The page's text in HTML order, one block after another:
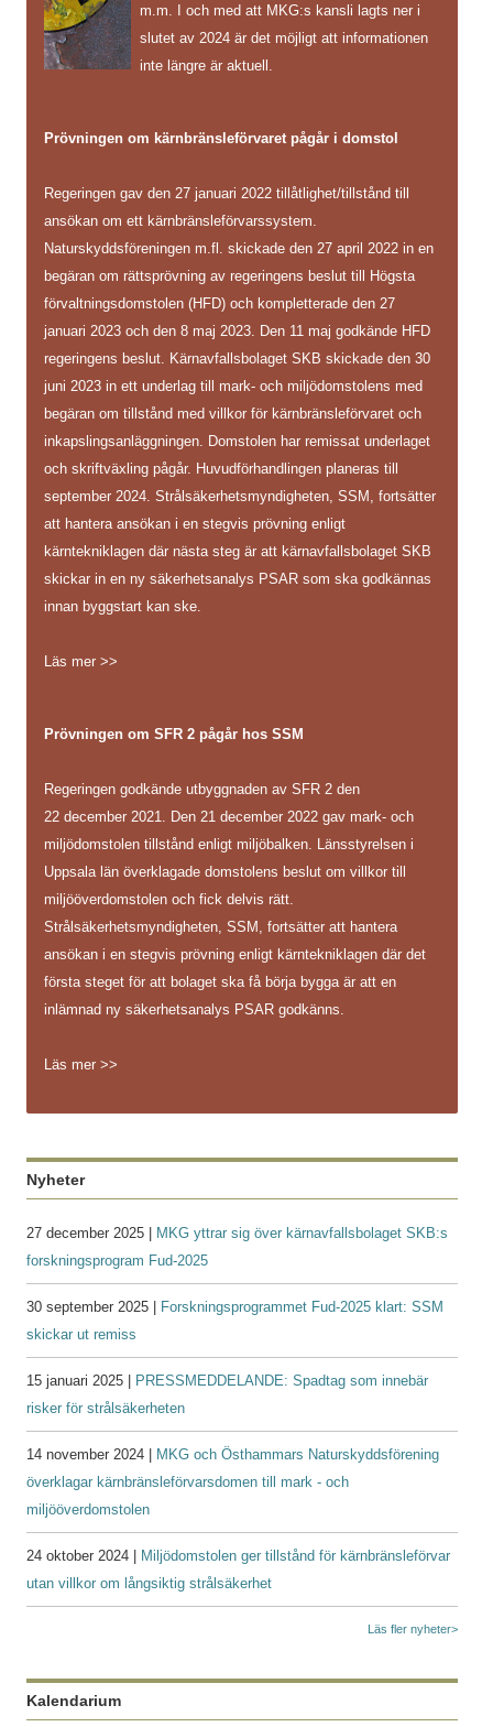
m.m. I och med att MKG:s kansli lagts ner i
slutet av 2024 är det möjligt att informationen
inte längre är aktuell.
Prövningen om kärnbränsleförvaret pågår i domstol
Regeringen gav den 27 januari 2022 tillåtlighet/tillstånd till
ansökan om ett kärnbränsleförvarssystem.
Naturskyddsföreningen m.fl. skickade den 27 april 2022 in en
begäran om rättsprövning av regeringens beslut till Högsta
förvaltningsdomstolen (HFD) och kompletterade den 27
januari 2023 och den 8 maj 2023. Den 11 maj godkände HFD
regeringens beslut. Kärnavfallsbolaget SKB skickade den 30
juni 2023 in ett underlag till mark- och miljödomstolens med
begäran om tillstånd med villkor för kärnbränsleförvaret och
inkapslingsanläggningen. Domstolen har remissat underlaget
och skriftväxling pågår. Huvudförhandlingen planeras till
september 2024. Strålsäkerhetsmyndigheten, SSM, fortsätter
att hantera ansökan i en stegvis prövning enligt
kärntekniklagen där nästa steg är att kärnavfallsbolaget SKB
skickar in en ny säkerhetsanalys PSAR som ska godkännas
innan byggstart kan ske.
Läs mer >>
Prövningen om SFR 2 pågår hos SSM
Regeringen godkände utbyggnaden av SFR 2 den
22 december 2021. Den 21 december 2022 gav mark- och
miljödomstolen tillstånd enligt miljöbalken. Länsstyrelsen i
Uppsala län överklagade domstolens beslut om villkor till
miljööverdomstolen och fick delvis rätt.
Strålsäkerhetsmyndigheten, SSM, fortsätter att hantera
ansökan i en stegvis prövning enligt kärntekniklagen där det
första steget för att bolaget ska få börja bygga är att en
inlämnad ny säkerhetsanalys PSAR godkänns.
Läs mer >>
Nyheter
27 december 2025 |
MKG yttrar sig över kärnavfallsbolaget SKB:s
forskningsprogram Fud-2025
30 september 2025 |
Forskningsprogrammet Fud-2025 klart: SSM
skickar ut remiss
15 januari 2025 |
PRESSMEDDELANDE: Spadtag som innebär
risker för strålsäkerheten
14 november 2024 |
MKG och Östhammars Naturskyddsförening
överklagar kärnbränsleförvarsdomen till mark - och
miljööverdomstolen
24 oktober 2024 |
Miljödomstolen ger tillstånd för kärnbränsleförvar
utan villkor om långsiktig strålsäkerhet
Läs fler nyheter>
Kalendarium